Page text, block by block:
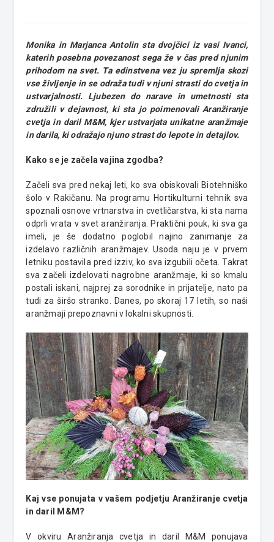
Monika in Marjanca Antolin sta dvojčici iz vasi Ivanci,
katerih posebna povezanost sega že v čas pred njunim
prihodom na svet. Ta edinstvena vez ju spremlja skozi
vse življenje in se odraža tudi v njuni strasti do cvetja in
ustvarjalnosti. Ljubezen do narave in umetnosti sta
združili v dejavnost, ki sta jo poimenovali Aranžiranje
cvetja in daril M&M, kjer ustvarjata unikatne aranžmaje
in darila, ki odražajo njuno strast do lepote in detajlov.
Kako se je začela vajina zgodba?
Začeli sva pred nekaj leti, ko sva obiskovali Biotehniško
šolo v Rakičanu. Na programu Hortikulturni tehnik sva
spoznali osnove vrtnarstva in cvetličarstva, ki sta nama
odprli vrata v svet aranžiranja. Praktični pouk, ki sva ga
imeli, je še dodatno poglobil najino zanimanje za
izdelavo različnih aranžmajev. Usoda naju je v prvem
letniku postavila pred izziv, ko sva izgubili očeta. Takrat
sva začeli izdelovati nagrobne aranžmaje, ki so kmalu
postali iskani, najprej za sorodnike in prijatelje, nato pa
tudi za širšo stranko. Danes, po skoraj 17 letih, so naši
aranžmaji prepoznavni v lokalni skupnosti.
Kaj vse ponujata v vašem podjetju Aranžiranje cvetja
in daril M&M?
V okviru Aranžiranja cvetja in daril M&M ponujava